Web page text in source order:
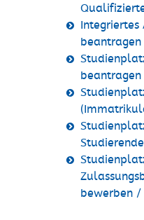
beantragen
beantragen
bewerben /